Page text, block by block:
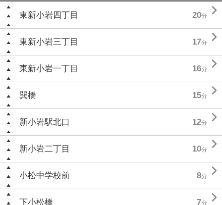
東新小岩四丁目 20分 
東新小岩三丁目 17分 
東新小岩一丁目 16分 
巽橋 15分 
新小岩駅北口 12分 
新小岩二丁目 10分 
小松中学校前 8分 
下小松橋 7分 